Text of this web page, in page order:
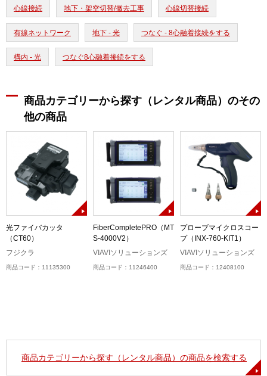
心線接続 地下・架空切替/撤去工事 心線切替接続
有線ネットワーク 地下 - 光 つなぐ - 8心融着接続をする
構内 - 光 つなぐ8心融着接続をする
商品カテゴリーから探す（レンタル商品）のその
他の商品
光ファイバカッタ
（CT60）
フジクラ
商品コード：11135300
FiberCompletePRO（MT
S-4000V2）
VIAVIソリューションズ
商品コード：11246400
プローブマイクロスコー
プ（INX-760-KIT1）
VIAVIソリューションズ
商品コード：12408100
商品カテゴリーから探す（レンタル商品）の商品を検索する